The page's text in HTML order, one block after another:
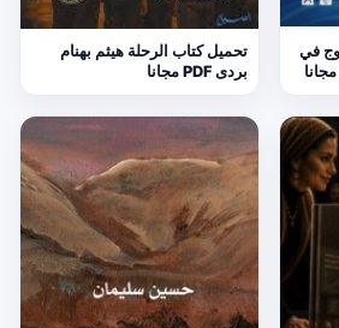
في
تحميل كتاب الرحلة هيثم بهنام
بردى PDF مجانا